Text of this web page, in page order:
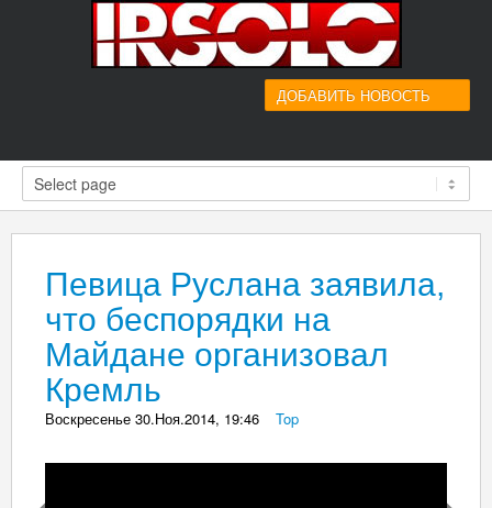
ДОБАВИТЬ НОВОСТЬ
Певица Руслана заявила,
что беспорядки на
Майдане организовал
Кремль
Воскресенье 30.Ноя.2014, 19:46 Top